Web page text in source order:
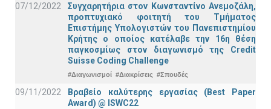
07/12/2022
Συγχαρητήρια στον Κωνσταντίνο Ανεμοζάλη,
προπτυχιακό φοιτητή του Τμήματος
Επιστήμης Υπολογιστών του Πανεπιστημίου
Κρήτης ο οποίος κατέλαβε την 16η θέση
παγκοσμίως στον διαγωνισμό της Credit
Suisse Coding Challenge
#Διαγωνισμοί #Διακρίσεις #Σπουδές
09/11/2022
Βραβείο καλύτερης εργασίας (Best Paper
Award) @ ISWC22